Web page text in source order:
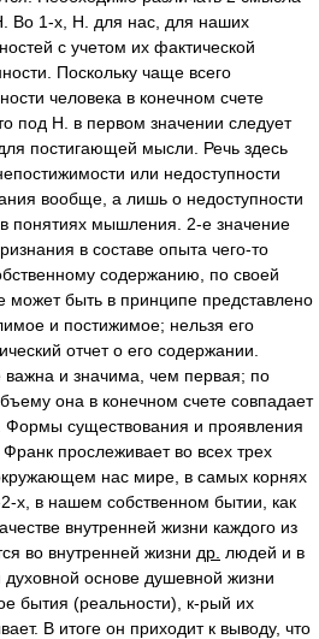
Во 1-х, Н. для нас, для наших
с учетом их фактической
Поскольку чаще всего
человека в конечном счете
под Н. в первом значении следует
постигающей мысли. Речь здесь
или недоступности
вообще, а лишь о недоступности
понятиях мышления. 2-е значение
в составе опыта чего-то
содержанию, по своей
может быть в принципе представлено
и постижимое; нельзя его
отчет о его содержании.
и значима, чем первая; по
она в конечном счете совпадает
Формы существования и проявления
прослеживает во всех трех
нас мире, в самых корнях
х, в нашем собственном бытии, как
внутренней жизни каждого из
во внутренней жизни др. людей и в
основе душевной жизни
бытия (реальности), к-рый их
В итоге он приходит к выводу, что